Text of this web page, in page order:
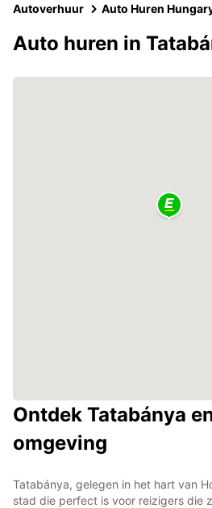
Autoverhuur Auto Huren
Auto huren in
Ontdek Tatabánya
omgeving
Tatabánya, gelegen in het hart van
stad die perfect is voor reizigers die